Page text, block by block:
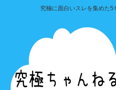
究極に面白いスレを集めた